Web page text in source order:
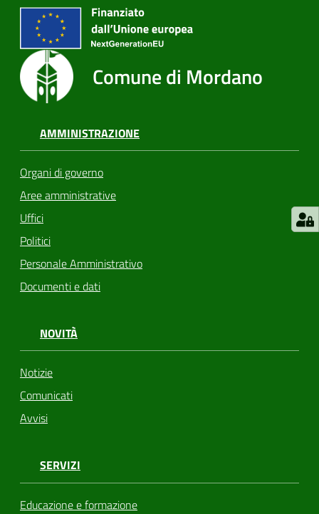
Seguici
Comune di Mordano
AMMINISTRAZIONE
Organi di governo
Aree amministrative
Uffici
Politici
Personale Amministrativo
Documenti e dati
NOVITÀ
Notizie
Comunicati
Avvisi
SERVIZI
Educazione e formazione